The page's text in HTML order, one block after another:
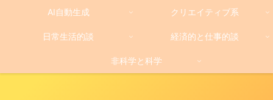
AI自動生成 クリエイティブ系
日常生活的談 経済的と仕事的談
非科学と科学